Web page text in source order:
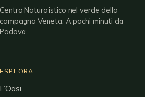
Centro Naturalistico nel verde della
campagna Veneta A pochi minuti da
Padova
ESPLORA
L’Oasi